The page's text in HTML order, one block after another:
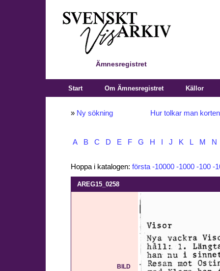
Ämnesregistret
Start Om Ämnesregistret Källor
» Ny sökning Hur tolkar man
A B C D E F G H J K L M N
Hoppa i katalogen: första -10000 -1000 -100 -
AREG15_0258
BILD